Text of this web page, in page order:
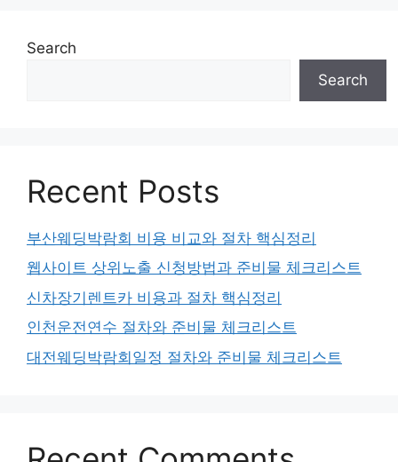
Search
Search
Recent Posts
부산웨딩박람회 비용 비교와 절차 핵심정리
웹사이트 상위노출 신청방법과 준비물 체크리스트
신차장기렌트카 비용과 절차 핵심정리
인천운전연수 절차와 준비물 체크리스트
대전웨딩박람회일정 절차와 준비물 체크리스트